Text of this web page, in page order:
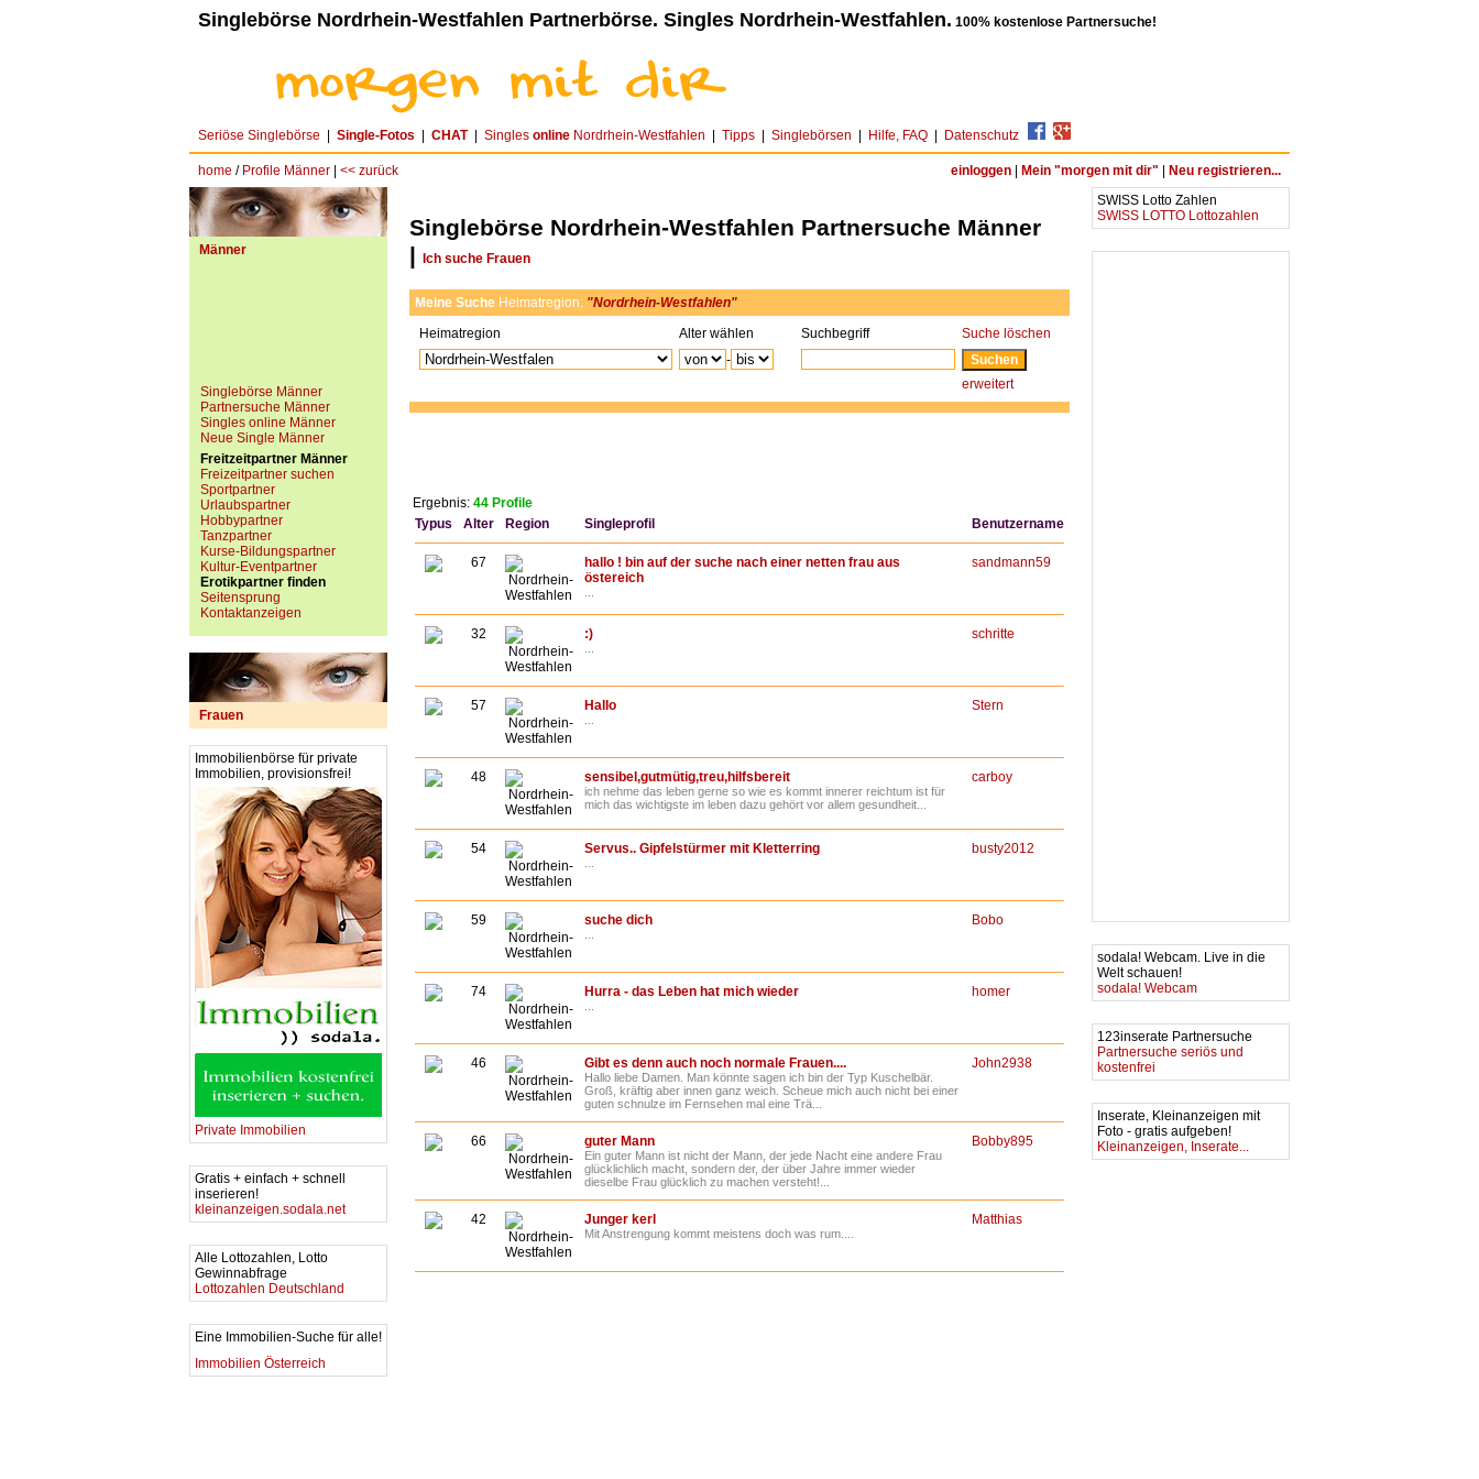
Singlebörse Nordrhein-Westfahlen Partnerbörse. Singles Nordrhein-Westfahlen. 100% kostenlose Partnersuche!
Seriöse Singlebörse Single-Fotos CHAT| Singles online Nordrhein-Westfahlen Tipps Singlebörsen Hilfe, FAQ Datenschutz
home / Profile Männer << zurück einloggen Mein "morgen mit dir" Neu registrieren...
Männer
Singlebörse Männer
Partnersuche Männer
Singles online Männer
Neue Single Männer
Freitzeitpartner Männer
Freizeitpartner suchen
Sportpartner
Urlaubspartner
Hobbypartner
Tanzpartner
Kurse-Bildungspartner
Kultur-Eventpartner
Erotikpartner finden
Seitensprung
Kontaktanzeigen
Frauen
Immobilienbörse für private
Immobilien, provisionsfrei!
Private Immobilien
Gratis + einfach + schnell
inserieren!
kleinanzeigen.sodala.net
Alle Lottozahlen, Lotto
Gewinnabfrage
Lottozahlen Deutschland
Eine Immobilien-Suche für alle!
Immobilien Österreich
Singlebörse Nordrhein-Westfahlen Partnersuche Männer
|
Ich suche Frauen
Meine Suche Heimatregion: "Nordrhein-Westfahlen"
Heimatregion
Alter wählen Suchbegriff
Suche löschen
-
erweitert
Ergebnis: 44 Profile
Typus
Alter Region Singleprofil Benutzername
67
Nordrhein-
Westfahlen
hallo ! bin auf der suche nach einer netten frau aus
östereich
sandmann59
32
Nordrhein-
Westfahlen
:) schritte
57
Nordrhein-
Westfahlen
Hallo Stern
48
Nordrhein-
Westfahlen
sensibel,gutmütig,treu,hilfsbereit
ich nehme das leben gerne so wie es kommt innerer reichtum ist für
mich das wichtigste im leben dazu gehört vor allem gesundheit...
carboy
54
Nordrhein-
Westfahlen
Servus.. Gipfelstürmer mit Kletterring busty2012
59
Nordrhein-
Westfahlen
suche dich Bobo
74
Nordrhein-
Westfahlen
Hurra - das Leben hat mich wieder homer
46
Nordrhein-
Westfahlen
Gibt es denn auch noch normale Frauen....
Hallo liebe Damen. Man könnte sagen ich bin der Typ Kuschelbär.
Groß, kräftig aber innen ganz weich. Scheue mich auch nicht bei einer
guten schnulze im Fernsehen mal eine Trä...
John2938
66
Nordrhein-
Westfahlen
guter Mann
Ein guter Mann ist nicht der Mann, der jede Nacht eine andere Frau
glücklichlich macht, sondern der, der über Jahre immer wieder
dieselbe Frau glücklich zu machen versteht!...
Bobby895
42
Nordrhein-
Westfahlen
Junger kerl
Mit Anstrengung kommt meistens doch was rum....
Matthias
SWISS Lotto Zahlen
SWISS LOTTO Lottozahlen
sodala! Webcam. Live in die
Welt schauen!
sodala! Webcam
123inserate Partnersuche
Partnersuche seriös und
kostenfrei
Inserate, Kleinanzeigen mit
Foto - gratis aufgeben!
Kleinanzeigen, Inserate...